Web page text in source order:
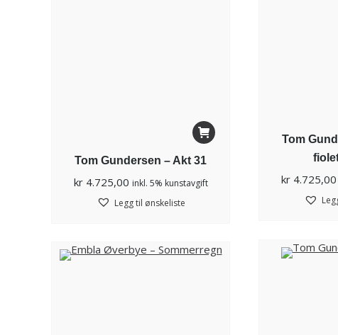
Tom
kr4.725,00
Tom Gundersen – Akt 31
kr4.725,00 inkl. 5% kunstavgift
Legg til ønskeliste